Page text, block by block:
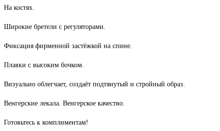
На костях.
Широкие бретели с регуляторами.
Фиксация фирменной застёжкой на спине.
Плавки с высоким бочком.
Визуально облегчает, создаёт подтянутый и стройный образ.
Венгерские лекала. Венгерское качество.
Готовьтесь к комплиментам!